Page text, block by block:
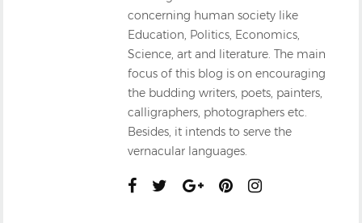
concerning human society like
Education, Politics, Economics,
Science, art and literature. The main
focus of this blog is on encouraging
the budding writers, poets, painters,
calligraphers, photographers etc.
Besides, it intends to serve the
vernacular languages.